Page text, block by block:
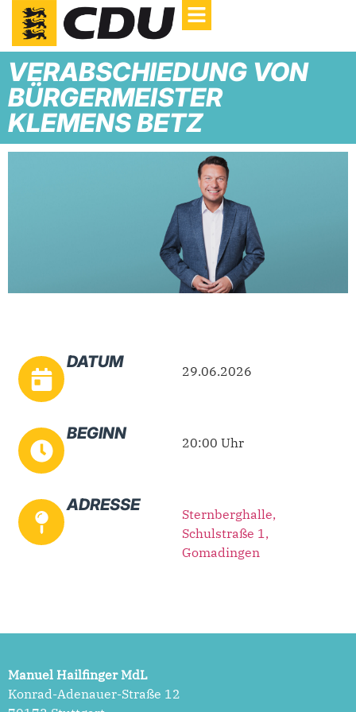
VERABSCHIEDUNG VON
BÜRGERMEISTER
KLEMENS BETZ
DATUM 29.06.2026
BEGINN 20:00 Uhr
ADRESSE
Sternberghalle,
Schulstraße 1,
Gomadingen
Manuel Hailfinger MdL
Konrad-Adenauer-Straße 12